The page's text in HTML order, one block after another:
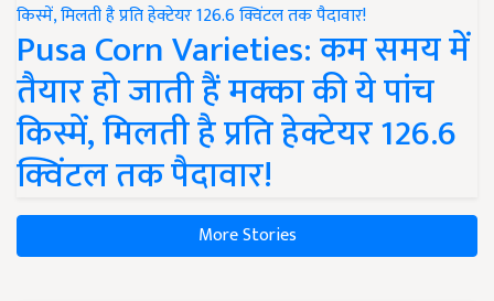
Pusa Corn Varieties: कम समय में
तैयार हो जाती हैं मक्का की ये पांच
किस्में, मिलती है प्रति हेक्टेयर 126.6
क्विंटल तक पैदावार!
More Stories